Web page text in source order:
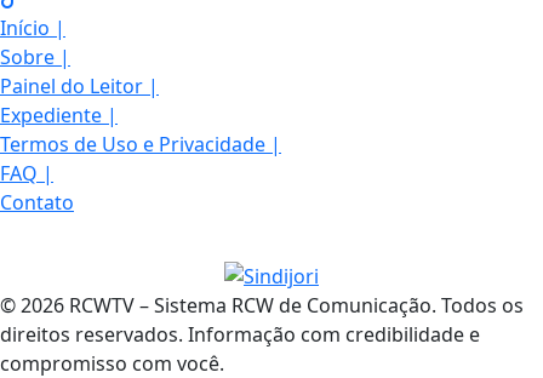
Início |
Sobre |
Painel do Leitor |
Expediente |
Termos de Uso e Privacidade |
FAQ |
Contato
© 2026 RCWTV – Sistema RCW de Comunicação. Todos os
direitos reservados. Informação com credibilidade e
compromisso com você.